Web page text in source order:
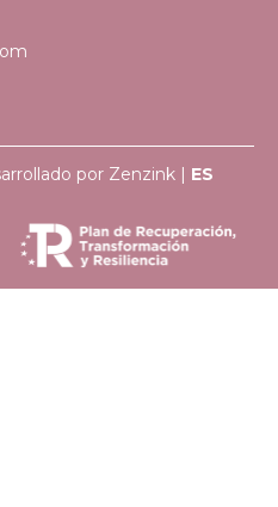
por Zenzink | ES